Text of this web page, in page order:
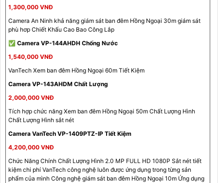
1,300,000 VNĐ
Camera An Ninh khả năng giám sát ban đêm Hồng Ngoại 30m giám sát
phù hơp Chiết Khấu Cao Bao Công Lắp
✅ Camera VP-144AHDH Chống Nước
1,540,000 VNĐ
VanTech Xem ban đêm Hồng Ngoại 60m Tiết Kiệm
Camera VP-143AHDM Chất Lượng
2,000,000 VNĐ
Tích hợp chức năng Xem ban đêm Hồng Ngoại 50m Chất Lượng Hình
Chất Lượng Hình sắt nét
Camera VanTech VP-1409PTZ-IP Tiết Kiệm
4,200,000 VNĐ
Chức Năng Chính Chất Lượng Hình 2.0 MP FULL HD 1080P Sắt nét tiết
kiệm chi phí VanTech công nghệ luôn được ứng dụng trong từng sản
phẩm của mình Công nghệ giám sát ban đêm Hồng Ngoại 10m Ứng dụng